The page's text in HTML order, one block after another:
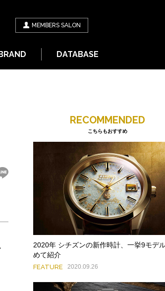
MEMBERS SALON
DATABASE
RECOMMENDED
こちらもおすすめ
2020年 シチズンの新作時計、一挙9モデ
めて紹介
FEATURE 2020.09.26